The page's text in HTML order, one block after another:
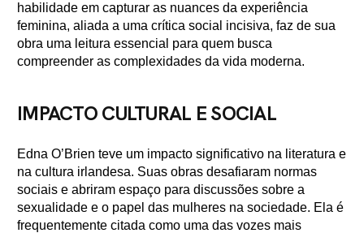
habilidade em capturar as nuances da experiência
feminina, aliada a uma crítica social incisiva, faz de sua
obra uma leitura essencial para quem busca
compreender as complexidades da vida moderna.
IMPACTO CULTURAL E SOCIAL
Edna O’Brien teve um impacto significativo na literatura e
na cultura irlandesa. Suas obras desafiaram normas
sociais e abriram espaço para discussões sobre a
sexualidade e o papel das mulheres na sociedade. Ela é
frequentemente citada como uma das vozes mais